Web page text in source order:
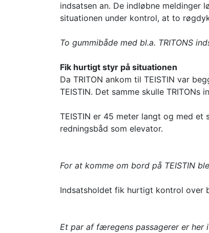
indsatsen an. De indløbne
situationen under kontrol, at to
To gummibåde med bl.a. TRITONS
Fik hurtigt styr på situationen
Da TRITON ankom til TEISTIN var
TEISTIN. Det samme skulle
TEISTIN er 45 meter langt og med
redningsbåd som elevator.
For at komme om bord på TEISTIN
Indsatsholdet fik hurtigt kontrol over
Et par af færegens passagerer er her